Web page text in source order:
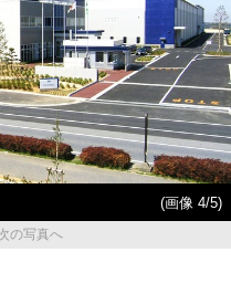
(画像 4/5)
の写真へ